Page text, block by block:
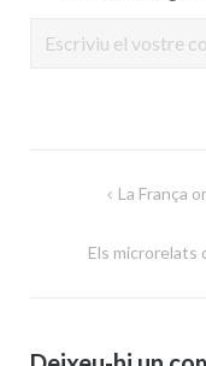
Navegació
La França
Els microrelats